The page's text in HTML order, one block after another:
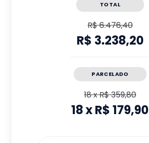
TOTAL
R$ 6.476,40
R$ 3.238,20
PARCELADO
18xR$ 359,80
18xR$ 179,90